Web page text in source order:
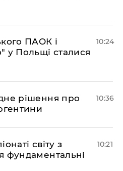
ПАОК і
у Польщі сталися
10:24
рішення про
10:36
світу з
фундаментальні
10:21